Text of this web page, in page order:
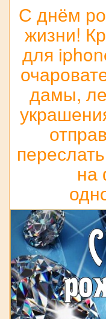
С днём
жизни!
для
дамы,
на